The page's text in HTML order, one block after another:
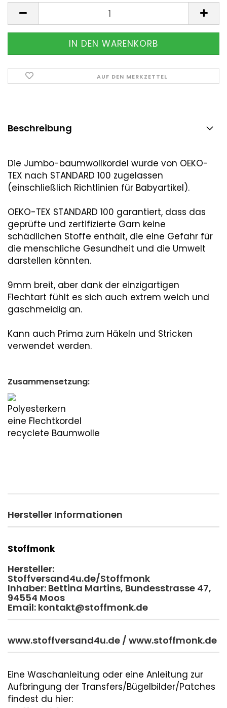
AUF DEN MERKZETTEL
Beschreibung
Die Jumbo-baumwollkordel wurde von OEKO-
TEX nach STANDARD 100 zugelassen
(einschließlich Richtlinien für Babyartikel).
OEKO-TEX STANDARD 100 garantiert, dass das
geprüfte und zertifizierte Garn keine
schädlichen Stoffe enthält, die eine Gefahr für
die menschliche Gesundheit und die Umwelt
darstellen könnten.
9mm breit, aber dank der einzigartigen
Flechtart fühlt es sich auch extrem weich und
gaschmeidig an.
Kann auch Prima zum Häkeln und Stricken
verwendet werden.
Zusammensetzung:
Polyesterkern
eine Flechtkordel
recyclete Baumwolle
Hersteller Informationen
Stoffmonk
Hersteller:
Stoffversand4u.de/Stoffmonk
Inhaber: Bettina Martins, Bundesstrasse 47,
94554 Moos
Email: kontakt@stoffmonk.de
www.stoffversand4u.de / www.stoffmonk.de
Eine Waschanleitung oder eine Anleitung zur
Aufbringung der Transfers/Bügelbilder/Patches
findest du hier: